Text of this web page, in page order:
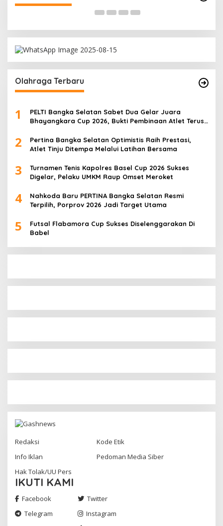
Olahraga Terbaru
1
PELTI Bangka Selatan Sabet Dua Gelar Juara
Bhayangkara Cup 2026, Bukti Pembinaan Atlet Terus
2
Pertina Bangka Selatan Optimistis Raih Prestasi,
Atlet Tinju Ditempa Melalui Latihan Bersama
3
Turnamen Tenis Kapolres Basel Cup 2026 Sukses
Digelar, Pelaku UMKM Raup Omset Meroket
4
Nahkoda Baru PERTINA Bangka Selatan Resmi
Terpilih, Porprov 2026 Jadi Target Utama
5
Futsal Flabamora Cup Sukses Diselenggarakan Di
Babel
Redaksi
Kode Etik
Info Iklan
Pedoman Media Siber
Hak Tolak/UU Pers
IKUTI KAMI
Facebook
Twitter
Telegram
Instagram